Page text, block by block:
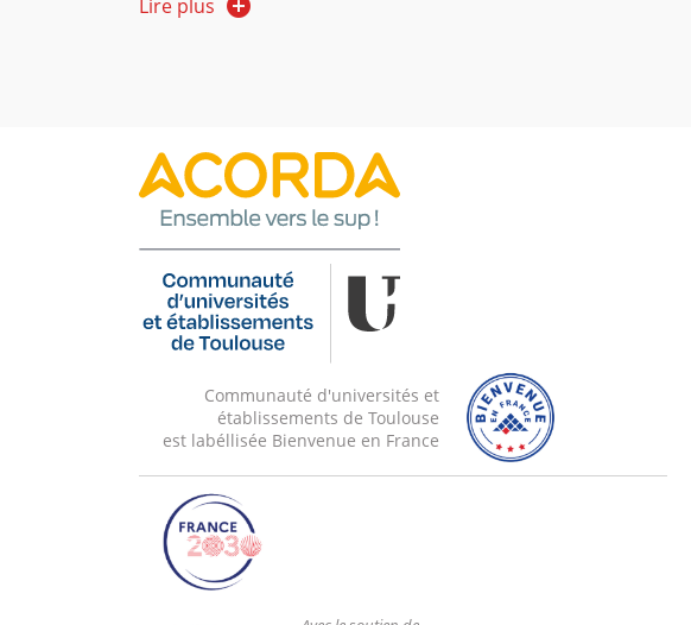
Olivier Cazaux
Lire plus
Communauté d'universités et
établissements de Toulouse
est labéllisée Bienvenue en France